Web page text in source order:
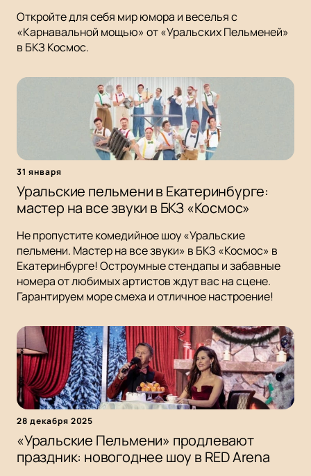
Откройте для себя мир юмора и веселья с
«Карнавальной мощью» от «Уральских Пельменей»
в БКЗ Космос.
31 января
Уральские пельмени в Екатеринбурге:
мастер на все звуки в БКЗ «Космос»
Не пропустите комедийное шоу «Уральские
пельмени. Мастер на все звуки» в БКЗ «Космос» в
Екатеринбурге! Остроумные стендапы и забавные
номера от любимых артистов ждут вас на сцене.
Гарантируем море смеха и отличное настроение!
28 декабря 2025
«Уральские Пельмени» продлевают
праздник: новогоднее шоу в RED Arena